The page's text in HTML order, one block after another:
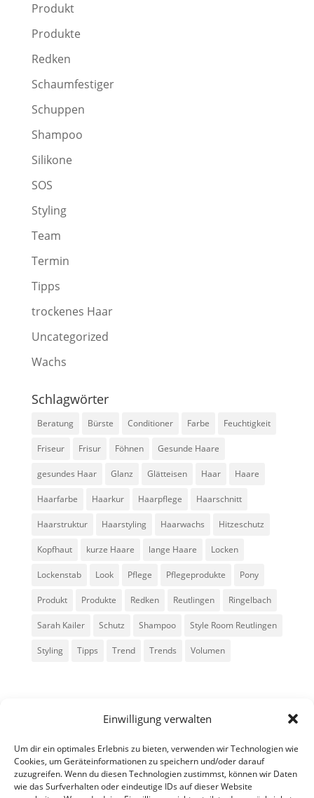
Einwilligung verwalten
Um dir ein optimales Erlebnis zu bieten, verwenden wir Technologien wie
Cookies, um Geräteinformationen zu speichern und/oder darauf
zuzugreifen. Wenn du diesen Technologien zustimmst, können wir Daten
wie das Surfverhalten oder eindeutige IDs auf dieser Website
Produkt
Produkte
Redken
Schaumfestiger
Schuppen
Shampoo
Silikone
SOS
Styling
Team
Termin
Tipps
trockenes Haar
Uncategorized
Wachs
Schlagwörter
Beratung Bürste Conditioner Farbe Feuchtigkeit
Friseur Frisur Föhnen Gesunde Haare
gesundes Haar Glanz Glätteisen Haar Haare
Haarfarbe Haarkur Haarpflege Haarschnitt
Haarstruktur Haarstyling Haarwachs Hitzeschutz
Kopfhaut kurze Haare lange Haare Locken
Lockenstab Look Pflege Pflegeprodukte Pony
Produkt Produkte Redken Reutlingen Ringelbach
Sarah Kailer Schutz Shampoo Style Room Reutlingen
Styling Tipps Trend Trends Volumen
Alle Rechte vorbehalten - Sarah Kailer